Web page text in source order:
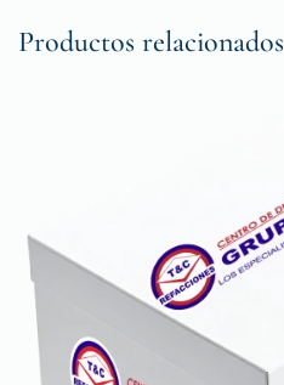
Productos relacionados